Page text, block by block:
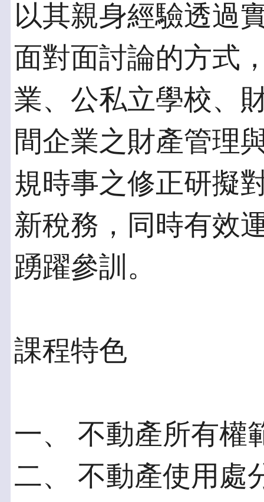
以其親身經驗透過
面對面討論的方式
業、公私立學校、
間企業之財產管理
規時事之修正研擬
新稅務，同時有效
踴躍參訓。
課程特色
一、 不動產所有權
二、 不動產使用處